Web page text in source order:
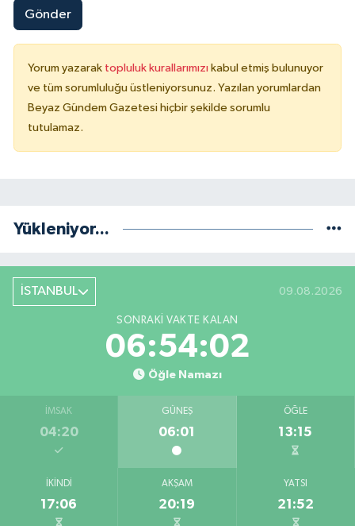
Gönder
Yorum yazarak topluluk kurallarımızı kabul etmiş bulunuyor
ve tüm sorumluluğu üstleniyorsunuz. Yazılan yorumlardan
Beyaz Gündem Gazetesi hiçbir şekilde sorumlu
tutulamaz.
Yükleniyor...
İSTANBUL 09.08.2026
SONRAKI VAKTE KALAN
06:54:02
Öğle Namazı
İMSAK
04:20
GÜNEŞ
06:01
ÖĞLE
13:15
İKINDI
17:06
AKŞAM
20:19
YATSI
21:52